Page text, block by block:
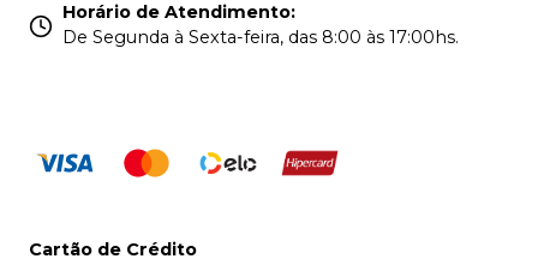
Horário de Atendimento:
De Segunda à Sexta-feira, das 8:00 às 17:00hs.
Cartão de Crédito